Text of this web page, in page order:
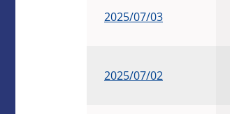
2025/07/03
2025/07/02